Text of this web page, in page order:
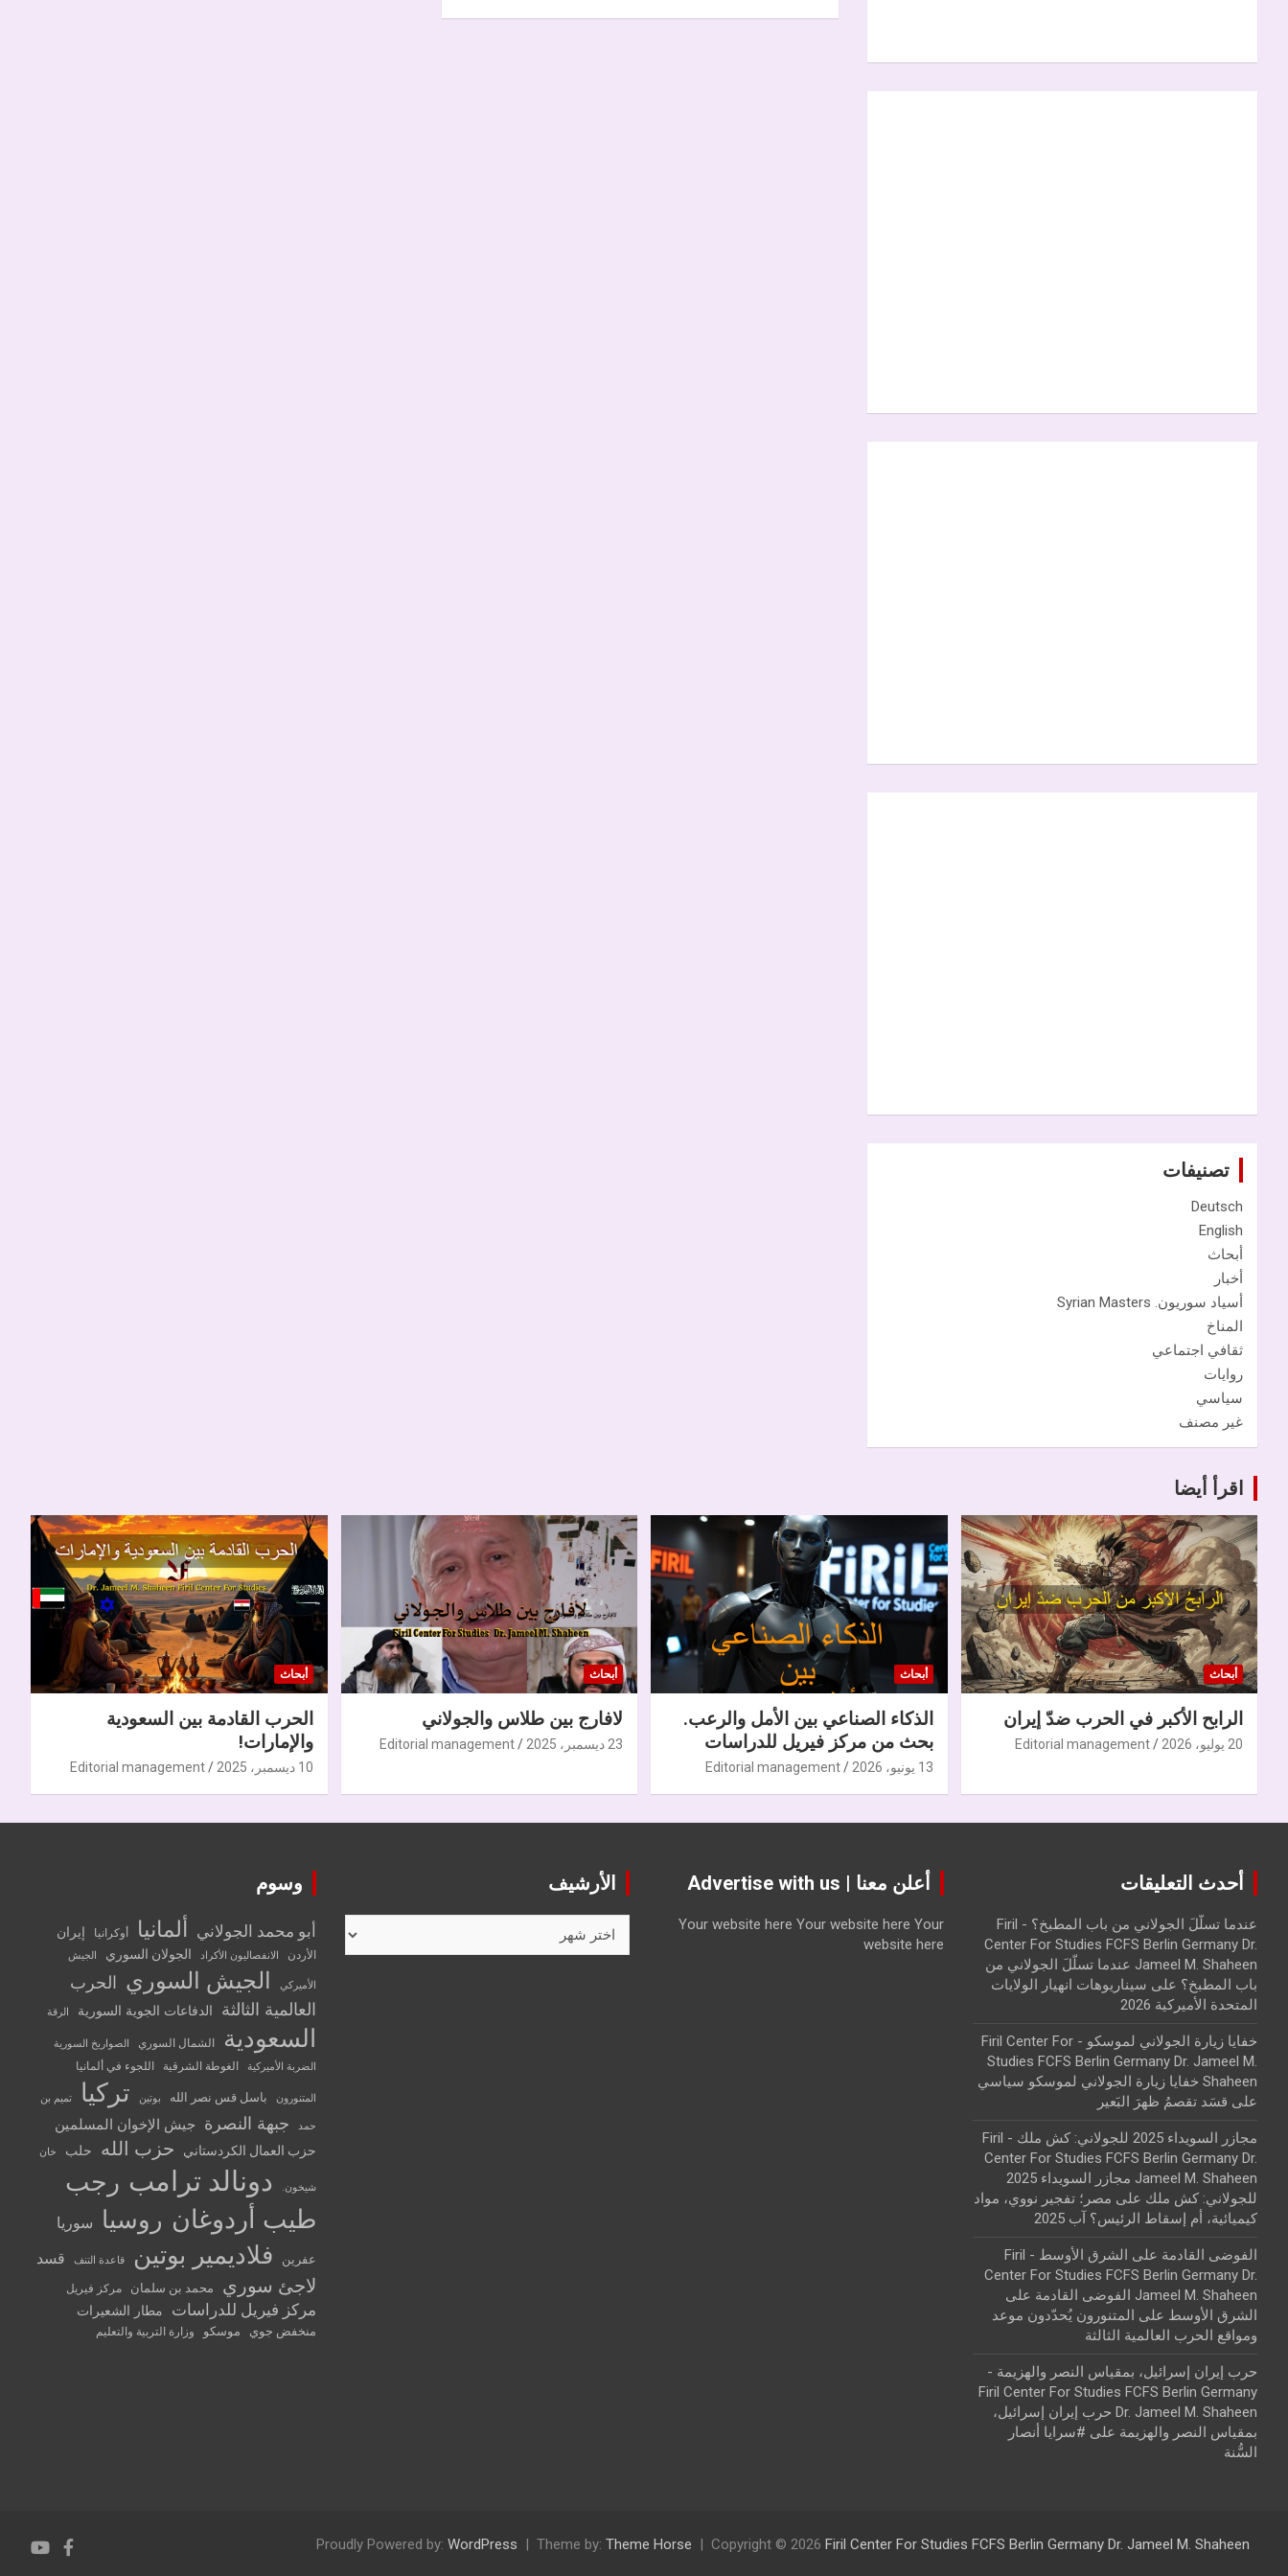
تصنيفات
Deutsch
English
أبحاث
أخبار
أسياد سوريون. Syrian Masters
المناخ
ثقافي اجتماعي
روايات
سياسي
غير مصنف
اقرأ أيضا
أبحاث
الرابح الأكبر في الحرب ضدّ إيران
20 يوليو، 2026 Editorial management
أبحاث
الذكاء الصناعي بين الأمل والرعب.
بحث من مركز فيريل للدراسات
13 يونيو، 2026 Editorial management
أبحاث
لافارج بين طلاس والجولاني
23 ديسمبر، 2025 Editorial management
أبحاث
الحرب القادمة بين السعودية
والإمارات!
10 ديسمبر، 2025 Editorial management
أحدث التعليقات
عندما تسلّلَ الجولاني من باب المطبخ؟ - Firil
Center For Studies FCFS Berlin Germany Dr.
Jameel M. Shaheen عندما تسلّلَ الجولاني من
باب المطبخ؟ على سيناريوهات انهيار الولايات
المتحدة الأميركية 2026
خفايا زيارة الجولاني لموسكو - Firil Center For
Studies FCFS Berlin Germany Dr. Jameel M.
Shaheen خفايا زيارة الجولاني لموسكو سياسي
على قسَد تقصمُ ظهرَ البَعير
مجازر السويداء 2025 للجولاني: كش ملك - Firil
Center For Studies FCFS Berlin Germany Dr.
Jameel M. Shaheen مجازر السويداء 2025
للجولاني: كش ملك على مصر؛ تفجير نووي، مواد
كيميائية، أم إسقاط الرئيس؟ آب 2025
الفوضى القادمة على الشرق الأوسط - Firil
Center For Studies FCFS Berlin Germany Dr.
Jameel M. Shaheen الفوضى القادمة على
الشرق الأوسط على المتنورون يُحدّدون موعد
ومواقع الحرب العالمية الثالثة
حرب إيران إسرائيل، بمقياس النصر والهزيمة -
Firil Center For Studies FCFS Berlin Germany
Dr. Jameel M. Shaheen حرب إيران إسرائيل،
بمقياس النصر والهزيمة على #سرايا أنصار
السُّنة
أعلن معنا | Advertise with us
Your website here Your website here Your
website here
الأرشيف وسوم
أبو محمد الجولاني ألمانيا أوكرانيا إيران
الأردن الانفصاليون الأكراد الجولان السوري الجيش
الأميركي الجيش السوري الحرب
العالمية الثالثة
الدفاعات الجوية السورية الرقة
السعودية الشمال السوري
الصواريخ السورية
الضربة الأميركية
الغوطة الشرقية اللجوء في ألمانيا
المتنورون باسل قس نصر الله بوتين تركيا تميم بن
حمد جبهة النصرة جيش الإخوان المسلمين
حزب العمال الكردستاني حزب الله حلب خان
شيخون. دونالد ترامب رجب
طيب أردوغان روسيا سوريا
عفرين فلاديمير بوتين قاعدة التنف قسد
لاجئ سوري محمد بن سلمان مركز فيريل
مركز فيريل للدراسات مطار الشعيرات
منخفض جوي موسكو وزارة التربية والتعليم
Copyright © 2026 Firil Center For Studies FCFS Berlin Germany Dr. Jameel M. Shaheen
Theme by: Theme Horse
Proudly Powered by: WordPress